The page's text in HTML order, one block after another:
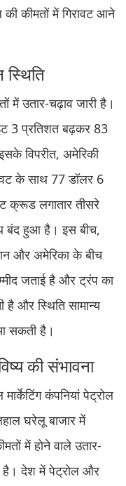
कीमतों में गिरावट आने
स्थिति
में उतार-चढ़ाव जारी है।
3 प्रतिशत बढ़कर 83
विपरीत, अमेरिकी
के साथ 77 डॉलर 6
क्रूड लगातार तीसरे
बंद हुआ है। इस बीच,
और अमेरिका के बीच
जताई है और ट्रंप का
है और स्थिति सामान्य
सकती है।
की संभावना
कंपनियां पेट्रोल
घरेलू बाजार में
में होने वाले उतार-
है। देश में पेट्रोल और